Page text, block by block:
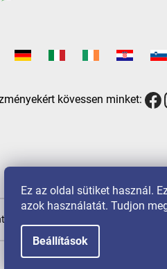
Ez az oldal sütiket használ.
azok használatát. Tudjon
Beállítások
kövessen minket: